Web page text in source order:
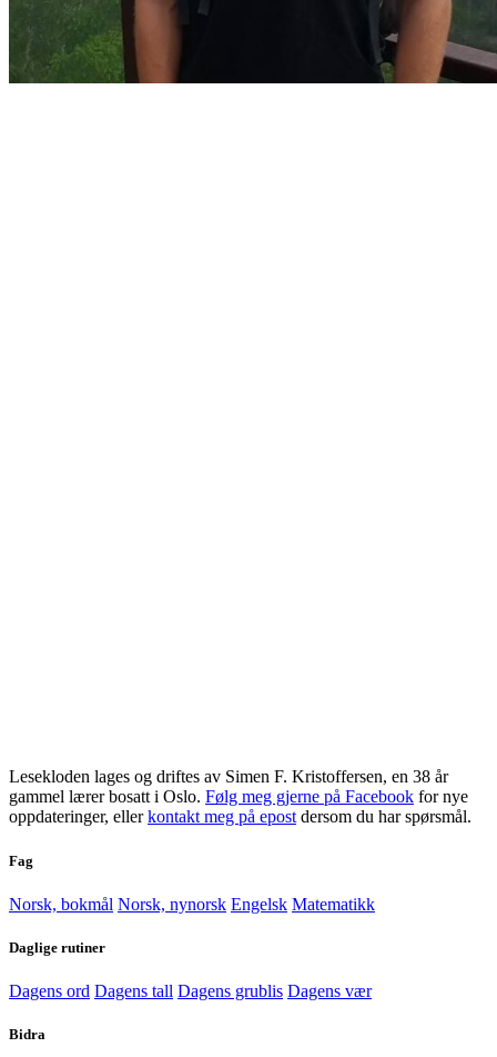
Lesekloden lages og driftes av Simen F. Kristoffersen, en 38 år
gammel lærer bosatt i Oslo. Følg meg gjerne på Facebook for nye
oppdateringer, ellerkontakt meg på epostdersom du har spørsmål.
Fag
Norsk, bokmål Norsk, nynorsk Engelsk Matematikk
Daglige rutiner
Dagens ord Dagens tall Dagens grublis Dagens vær
Bidra